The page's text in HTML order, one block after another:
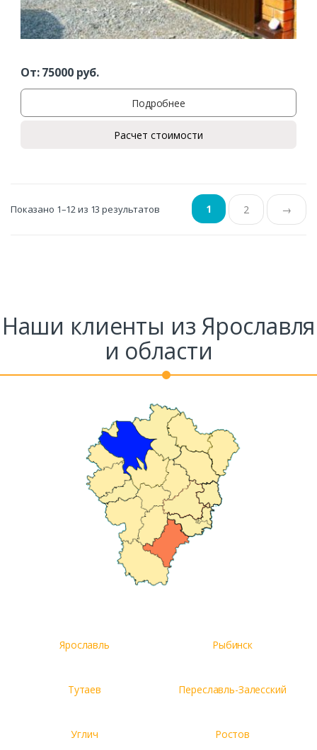
От:75000руб.
Подробнее
Расчет стоимости
Показано 1–12 из 13 результатов 1 2 →
Наши клиенты из Ярославля
и области
Ярославль Рыбинск
Тутаев Переславль-Залесский
Углич Ростов